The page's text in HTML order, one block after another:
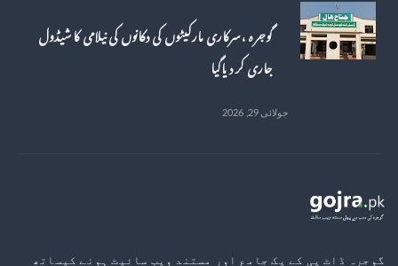
گوجرہ ، سرکاری مارکیٹوں کی دکانوں کی نیلامی کا شیڈول
جاری کر دیاگیا
جولائی 29, 2026
گوجرہ ڈاٹ پی کے یک جامع اور مستند ویب سائیٹ ہونے کیساتھ